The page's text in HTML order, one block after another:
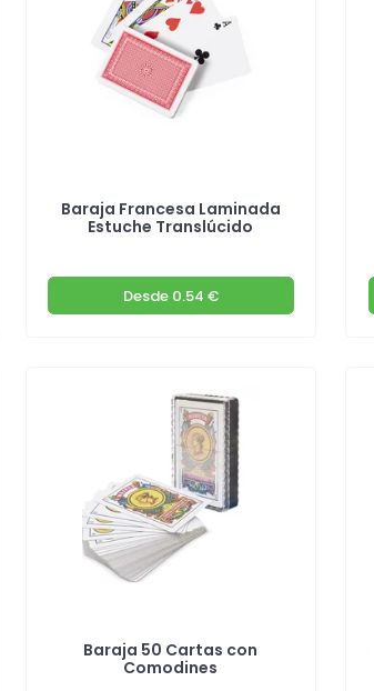
Baraja Francesa Laminada
Estuche Translúcido
Desde0.54 €
Baraja 50 Cartas con
Comodines